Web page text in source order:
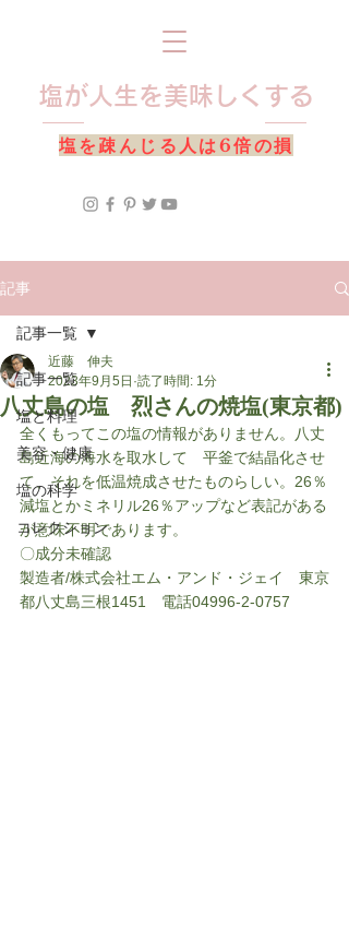
​塩を疎んじる人は6倍の損
​塩が人生を美味しくする
記事
記事一覧
塩と料理
美容・健康
塩の科学
コレクション
記事一覧
八丈島の塩 烈さんの焼塩(東京都)
近藤 伸夫
2023年9月5日 読了時間: 1分
全くもってこの塩の情報がありません。八丈
島近海の海水を取水して　平釜で結晶化させ
て、それを低温焼成させたものらしい。26％
減塩とかミネリル26％アップなど表記がある
が意味不明であります。
〇成分未確認
製造者/株式会社エム・アンド・ジェイ　東京
都八丈島三根1451　電話04996-2-0757